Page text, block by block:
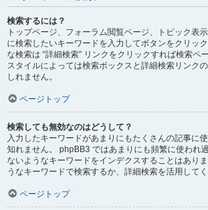
検索するには？
トップページ、フォーラム閲覧ページ、トピック表
に検索したいキーワードを入力してボタンをクリッ
な検索は “詳細検索” リンクをクリックすれば検索ペ
スタイルによっては検索ボックスと詳細検索リンク
しれません。
ページトップ
検索しても無効なのはどうして？
入力したキーワードがあまりにもたくさんの記事に
知れません。 phpBB3 ではあまりにも頻繁に使われ
ないようなキーワードをインデクスすることはあり
うなキーワードで検索するか、詳細検索を活用してく
ページトップ